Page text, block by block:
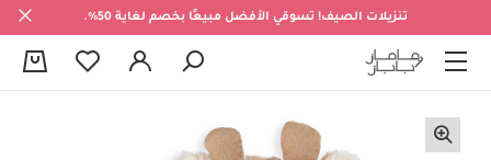
تنزيلات الصيف! تسوقي الأفضل مبيعًا بخصم لغاية 50%.